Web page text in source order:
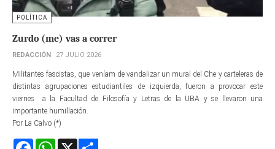
POLÍTICA
Zurdo (me) vas a correr
REDACCIÓN 27 JULIO 2026
Militantes fascistas, que veníam de vandalizar un mural del Che y carteleras de
distintas agrupaciones estudiantiles de izquierda, fueron a provocar este
viernes a la Facultad de Filosofía y Letras de la UBA y se llevaron una
importante humillación.
Por La Calvo (*)
FacebookWhatsApp